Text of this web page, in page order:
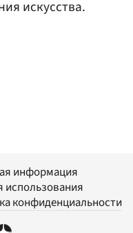
искусства.
информация
использования
конфиденциальности